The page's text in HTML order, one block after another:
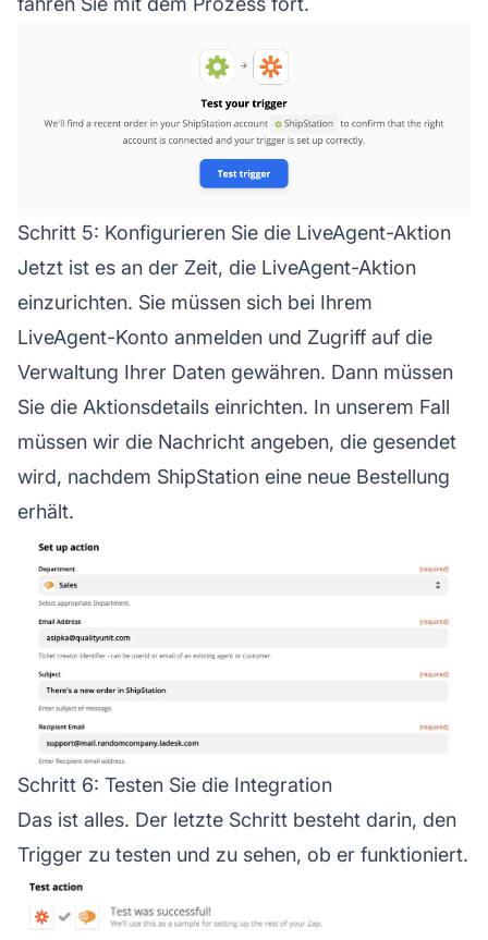
Schritt 5: Konfigurieren Sie die LiveAgent-Aktion
Jetzt ist es an der Zeit, die LiveAgent-Aktion
einzurichten. Sie müssen sich bei Ihrem
LiveAgent-Konto anmelden und Zugriff auf die
Verwaltung Ihrer Daten gewähren. Dann müssen
Sie die Aktionsdetails einrichten. In unserem Fall
müssen wir die Nachricht angeben, die gesendet
wird, nachdem ShipStation eine neue Bestellung
erhält.
Schritt 6: Testen Sie die Integration
Das ist alles. Der letzte Schritt besteht darin, den
Trigger zu testen und zu sehen, ob er funktioniert.